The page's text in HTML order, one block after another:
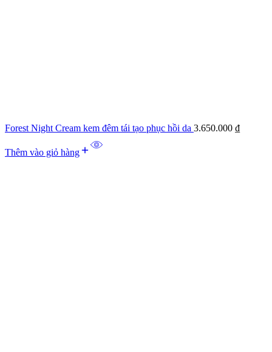
Forest Night Cream kem đêm tái tạo phục hồi da 3.650.000 ₫
Thêm vào giỏ hàng